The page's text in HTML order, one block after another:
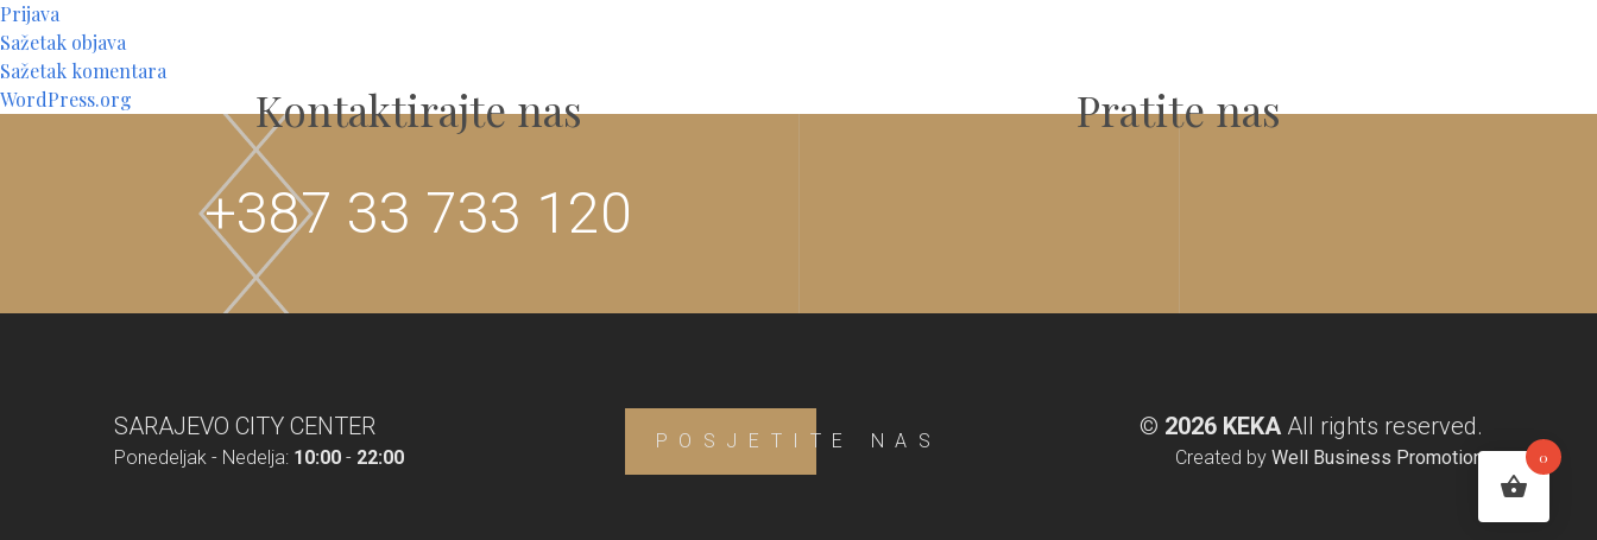
Prijava
Sažetak objava
Sažetak komentara
WordPress.org
Kontaktirajte nas
+387 33 733 120
Pratite nas
SARAJEVO CITY CENTER
Ponedeljak - Nedelja: 10:00 - 22:00
POSJETITE NAS
© 2026 KEKA All rights reserved.
Created by Well Business Promotion 0